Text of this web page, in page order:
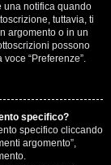
una notifica quando
tuttavia, ti
argomento o in un
possono
“Preferenze”.
specifico?
specifico cliccando
argomento”,